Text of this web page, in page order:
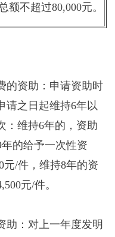
不超过80,000元。
的资助：申请资助时
请之日起维持6年以
：维持6年的，资助
的给予一次性资
元/件，维持8年的资
元/件。
助：对上一年度发明